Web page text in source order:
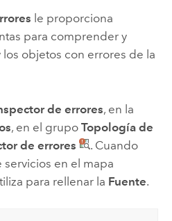
le proporciona
para comprender y
objetos con errores de la
de errores, en la
, en el grupo Topología de
de errores
. Cuando
en el mapa
para rellenar la Fuente.